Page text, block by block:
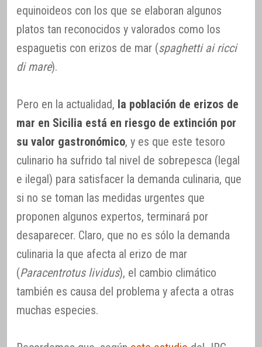
equinoideos con los que se elaboran algunos
platos tan reconocidos y valorados como los
espaguetis con erizos de mar (spaghetti ai ricci
di mare).
Pero en la actualidad, la población de erizos de
mar en Sicilia está en riesgo de extinción por
su valor gastronómico, y es que este tesoro
culinario ha sufrido tal nivel de sobrepesca (legal
e ilegal) para satisfacer la demanda culinaria, que
si no se toman las medidas urgentes que
proponen algunos expertos, terminará por
desaparecer. Claro, que no es sólo la demanda
culinaria la que afecta al erizo de mar
(Paracentrotus lividus), el cambio climático
también es causa del problema y afecta a otras
muchas especies.